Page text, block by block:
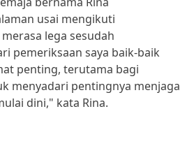
usai mengikuti
lega sesudah
pemeriksaan saya baik-baik
penting, terutama bagi
menyadari pentingnya menjaga
dini," kata Rina.